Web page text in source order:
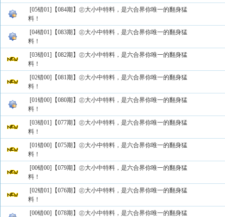
[05错01]【084期】㊣大小中特料，是六合界你唯一的翻身猛
料！
[04错01]【083期】㊣大小中特料，是六合界你唯一的翻身猛
料！
[03错01]【082期】㊣大小中特料，是六合界你唯一的翻身猛
料！
[02错00]【081期】㊣大小中特料，是六合界你唯一的翻身猛
料！
[01错00]【080期】㊣大小中特料，是六合界你唯一的翻身猛
料！
[03错01]【077期】㊣大小中特料，是六合界你唯一的翻身猛
料！
[01错00]【075期】㊣大小中特料，是六合界你唯一的翻身猛
料！
[00错00]【079期】㊣大小中特料，是六合界你唯一的翻身猛
料！
[02错01]【076期】㊣大小中特料，是六合界你唯一的翻身猛
料！
[00错00]【078期】㊣大小中特料，是六合界你唯一的翻身猛